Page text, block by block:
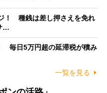
！ 種銭は差し押さえを免れ
…
毎日5万円超の延滞税が積み
一覧を見る